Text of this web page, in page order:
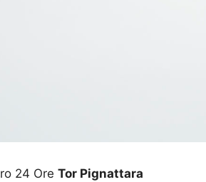
24 Ore Tor Pignattara